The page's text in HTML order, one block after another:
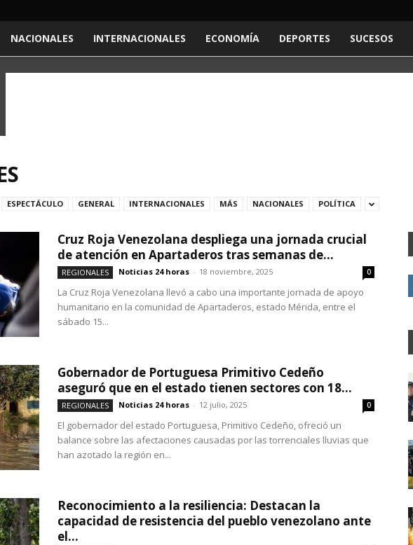
NACIONALES INTERNACIONALES ECONOMÍA DEPORTES SUCESOS
ESPECTÁCULO GENERAL INTERNACIONALES MÁS NACIONALES POLÍTICA
Cruz Roja Venezolana despliega una jornada crucial
de atención en Apartaderos tras semanas de...
REGIONALES Noticias 24 horas - 18 noviembre, 2025 0
La Cruz Roja Venezolana llevó a cabo una importante jornada de apoyo
humanitario en la comunidad de Apartaderos, estado Mérida, entre el
sábado 15...
Gobernador de Portuguesa Primitivo Cedeño
aseguró que en el estado tienen sectores con 18...
REGIONALES Noticias 24 horas - 12 julio, 2025 0
El gobernador del estado Portuguesa, Primitivo Cedeño, ofreció un
balance sobre las afectaciones causadas por las torrenciales lluvias que
han azotado la región en...
Reconocimiento a la resiliencia: Destacan la
capacidad de resistencia del pueblo venezolano ante
el...